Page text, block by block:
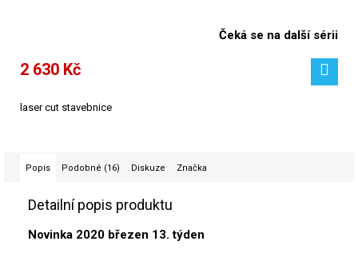
Čeká se na další sérii
2 630 Kč
laser cut stavebnice
Popis Podobné (16) Diskuze Značka
Detailní popis produktu
Novinka 2020 březen 13. týden